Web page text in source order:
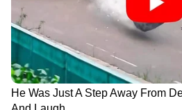
DOWNLOAD APP